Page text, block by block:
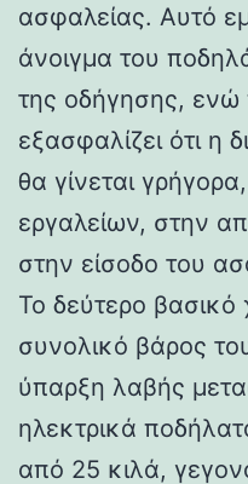
ασφαλείας. Αυτό
άνοιγμα του
της οδήγησης,
εξασφαλίζει ότι η
θα γίνεται
εργαλείων, στην
στην είσοδο του
Το δεύτερο βασικό
συνολικό βάρος
ύπαρξη λαβής
ηλεκτρικά
από 25 κιλά,